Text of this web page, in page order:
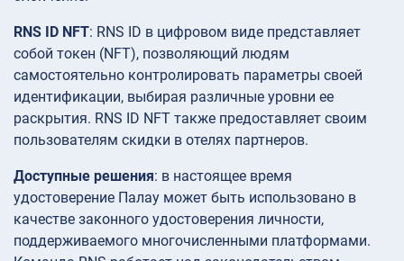
RNS ID NFT: RNS ID в цифровом виде представляет
собой токен (NFT), позволяющий людям
самостоятельно контролировать параметры своей
идентификации, выбирая различные уровни ее
раскрытия. RNS ID NFT также предоставляет своим
пользователям скидки в отелях партнеров.
Доступные решения: в настоящее время
удостоверение Палау может быть использовано в
качестве законного удостоверения личности,
поддерживаемого многочисленными платформами.